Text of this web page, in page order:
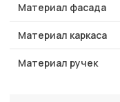
Материал фасада
Материал каркаса
Материал ручек